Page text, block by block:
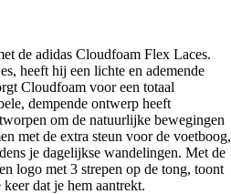
de adidas Cloudfoam Flex Laces.
heeft hij een lichte en ademende
Cloudfoam voor een totaal
dempende ontwerp heeft
om de natuurlijke bewegingen
met de extra steun voor de voetboog,
je dagelijkse wandelingen. Met de
logo met 3 strepen op de tong, toont
dat je hem aantrekt.